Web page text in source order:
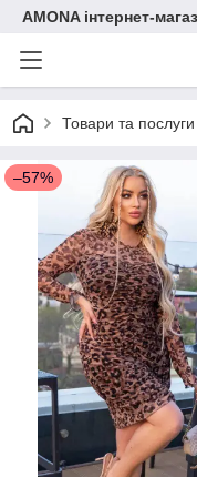
AMONA інтернет-
Товари та послуги
–57%